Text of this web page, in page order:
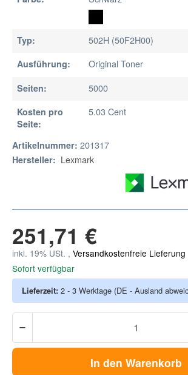
Typ: 502H (50F2H00)
Ausführung: Original Toner
Seiten: 5000
Kosten pro
Seite:
5.03 Cent
Artikelnummer: 201317
Hersteller: Lexmark
251,71 €
inkl. 19% USt. , Versandkostenfreie Lieferung
Sofort verfügbar
Lieferzeit: 2 - 3 Werktage (DE - Ausland
In den Warenkorb